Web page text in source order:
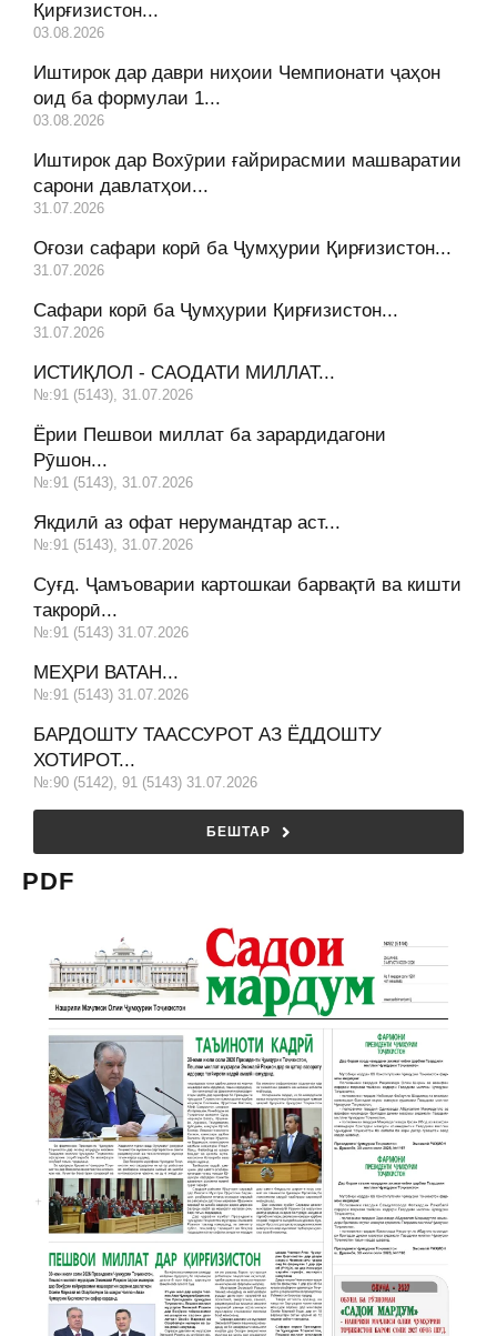
Қирғизистон...
03.08.2026
Иштирок дар даври ниҳоии Чемпионати ҷаҳон
оид ба формулаи 1...
03.08.2026
Иштирок дар Вохӯрии ғайрирасмии машваратии
сарони давлатҳои...
31.07.2026
Оғози сафари корӣ ба Ҷумҳурии Қирғизистон...
31.07.2026
Сафари корӣ ба Ҷумҳурии Қирғизистон...
31.07.2026
ИСТИҚЛОЛ - САОДАТИ МИЛЛАТ...
№:91 (5143), 31.07.2026
Ёрии Пешвои миллат ба зарардидагони
Рӯшон...
№:91 (5143), 31.07.2026
Якдилӣ аз офат нерумандтар аст...
№:91 (5143), 31.07.2026
Суғд. Ҷамъоварии картошкаи барвақтӣ ва кишти
такрорӣ...
№:91 (5143) 31.07.2026
МЕҲРИ ВАТАН...
№:91 (5143) 31.07.2026
БАРДОШТУ ТААССУРОТ АЗ ЁДДОШТУ
ХОТИРОТ...
№:90 (5142), 91 (5143) 31.07.2026
БЕШТАР
PDF